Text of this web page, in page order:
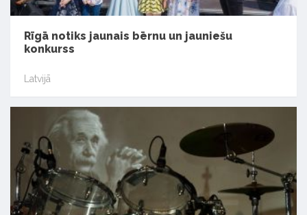
Rīgā notiks jaunais bērnu un jauniešu
konkurss
Latvijā